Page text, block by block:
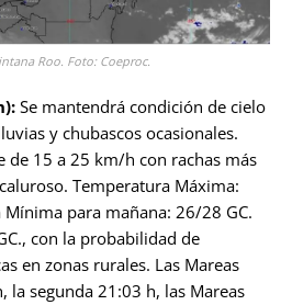
Roo. Foto: Coeproc.
Se mantendrá condición de cielo
y chubascos ocasionales.
de 15 a 25 km/h con rachas más
Temperatura Máxima:
para mañana: 26/28 GC.
con la probabilidad de
en zonas rurales. Las Mareas
la segunda 21:03 h, las Mareas